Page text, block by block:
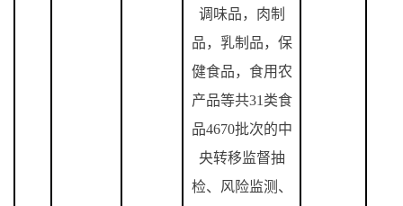
调味品，肉制
品，乳制品，保
健食品，食用农
产品等共31 类食
品4670批次的中
央转移监督抽
检、风险监测、